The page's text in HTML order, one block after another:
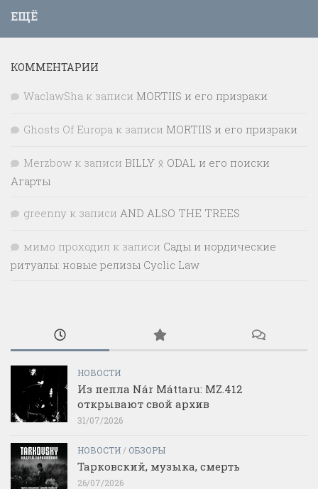
ЕЩЁ
КОММЕНТАРИИ
WaclawSha к записи MORTIIS и его призраки
Ghosts Of Europa к записи MORTIIS и его призраки
Merzbow к записи BILLY ᛟ ODAL и его поиски
Агарты
greenny к записи AND ALSO THE TREES
мимо проходил к записи Сады и нордические
ритуалы: новые релизы Cyclic Law
НОВОСТИ
Из пепла Nár Máttaru: MZ.412
открывают свой архив
31/07/2026
НОВОСТИ / ОБЗОРЫ
Тарковский, музыка, смерть
26/07/2026